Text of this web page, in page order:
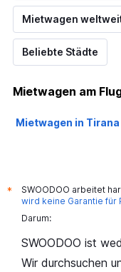
Mietwagen
Beliebte Städte
Mietwagen am
Mietwagen in
*
SWOODOO arbeitet
wird keine Garantie für
Darum:
SWOODOO ist
Wir durchsuchen